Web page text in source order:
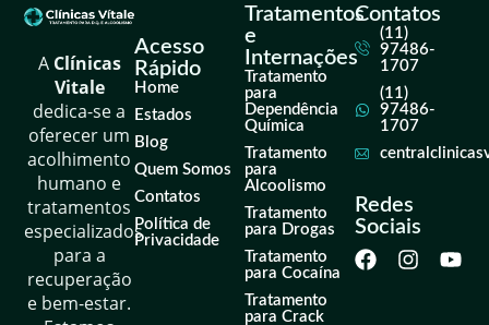
A Clínicas
Vitale
dedica-se a
oferecer um
acolhimento
humano e
tratamentos
especializados
para a
recuperação
e bem-estar.
Acesso
Rápido
Home
Estados
Blog
Quem Somos
Contatos
Política de
Privacidade
Tratamentos
e
Internações
Tratamento
para
Dependência
Química
Tratamento
para
Alcoolismo
Tratamento
para Drogas
Tratamento
para Cocaína
Tratamento
para Crack
Contatos
(11)
97486-
1707
(11)
97486-
1707
Redes
Sociais